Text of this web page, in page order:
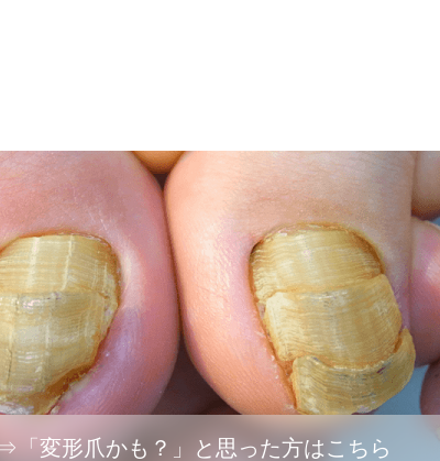
「変形爪かも？」と思った方はこちら